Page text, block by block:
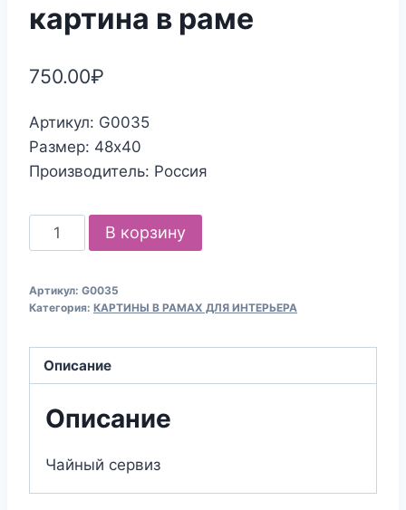
картина в раме
750.00₽
Артикул: G0035
Размер: 48х40
Производитель: Россия
Количество
товара
сервиз
картина
В корзину
Артикул: G0035
Категория: КАРТИНЫ В РАМАХ ДЛЯ ИНТЕРЬЕРА
Описание
Описание
Чайный сервиз